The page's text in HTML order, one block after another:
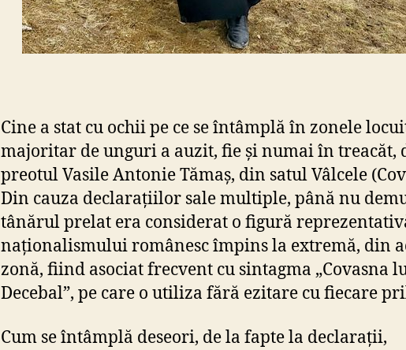
Cine a stat cu ochii pe ce se întâmplă în zonele
majoritar de unguri a auzit, fie și numai în treacăt,
preotul Vasile Antonie Tămaș, din satul Vâlcele
Din cauza declarațiilor sale multiple, până nu
tânărul prelat era considerat o figură
naționalismului românesc împins la extremă, din
zonă, fiind asociat frecvent cu sintagma „Covasna
Decebal”, pe care o utiliza fără ezitare cu fiecare
Cum se întâmplă deseori, de la fapte la declarații,